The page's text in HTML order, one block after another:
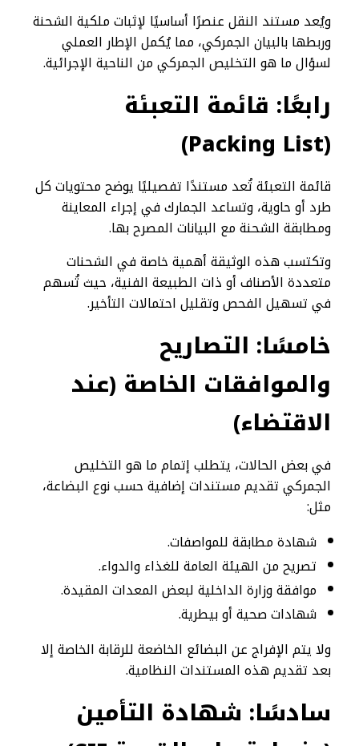
ويُعد مستند النقل عنصرًا أساسيًا لإثبات ملكية الشحنة
وربطها بالبيان الجمركي، مما يُكمل الإطار العملي
لسؤال ما هو التخليص الجمركي من الناحية الإجرائية.
رابعًا: قائمة التعبئة
(Packing List)
قائمة التعبئة تُعد مستندًا تفصيليًا يوضح محتويات كل
طرد أو حاوية، وتساعد الجمارك في إجراء المعاينة
ومطابقة الشحنة مع البيانات المصرح بها.
وتكتسب هذه الوثيقة أهمية خاصة في الشحنات
متعددة الأصناف أو ذات الطبيعة الفنية، حيث تُسهم
في تسهيل الفحص وتقليل احتمالات التأخير.
خامسًا: التصاريح
والموافقات الخاصة (عند
الاقتضاء)
في بعض الحالات، يتطلب إتمام ما هو التخليص
الجمركي تقديم مستندات إضافية حسب نوع البضاعة،
مثل:
شهادة مطابقة للمواصفات.
تصريح من الهيئة العامة للغذاء والدواء.
موافقة وزارة الداخلية لبعض المعدات المقيدة.
شهادات صحية أو بيطرية.
ولا يتم الإفراج عن البضائع الخاضعة للرقابة الخاصة إلا
بعد تقديم هذه المستندات النظامية.
سادسًا: شهادة التأمين